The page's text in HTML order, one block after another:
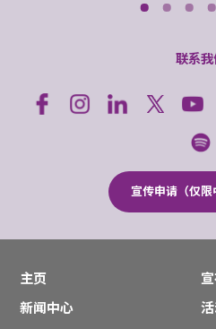
联系我
宣传申请（仅限
主页
新闻中心